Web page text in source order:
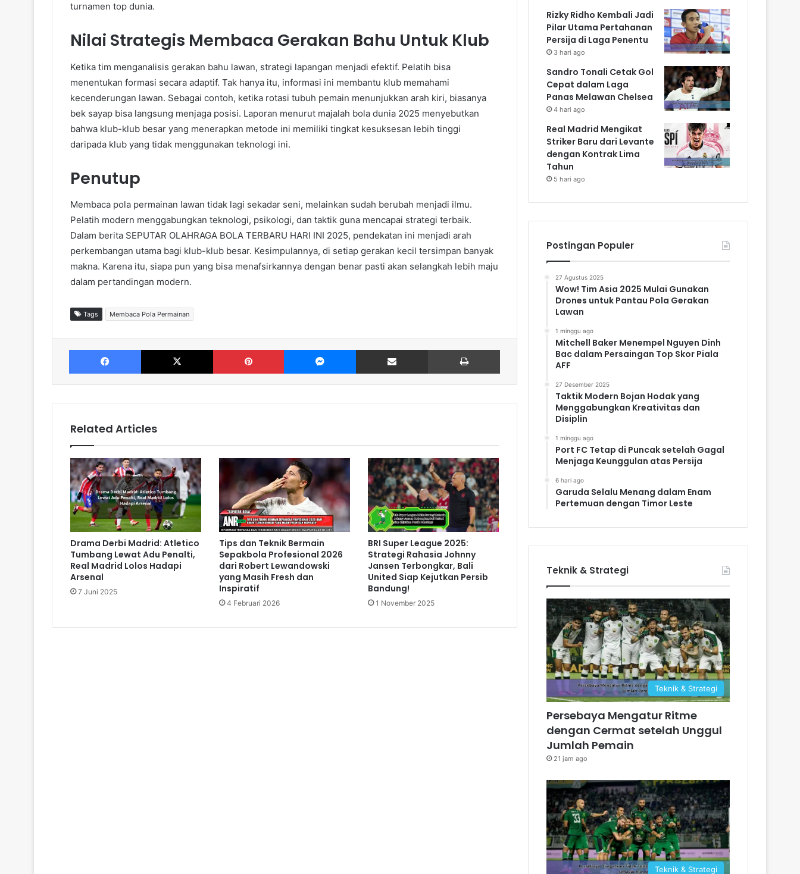
turnamen top dunia.
Nilai Strategis Membaca Gerakan Bahu Untuk Klub
Ketika tim menganalisis gerakan bahu lawan, strategi lapangan menjadi efektif. Pelatih bisa
menentukan formasi secara adaptif. Tak hanya itu, informasi ini membantu klub memahami
kecenderungan lawan. Sebagai contoh, ketika rotasi tubuh pemain menunjukkan arah kiri, biasanya
bek sayap bisa langsung menjaga posisi. Laporan menurut majalah bola dunia 2025 menyebutkan
bahwa klub-klub besar yang menerapkan metode ini memiliki tingkat kesuksesan lebih tinggi
daripada klub yang tidak menggunakan teknologi ini.
Penutup
Membaca pola permainan lawan tidak lagi sekadar seni, melainkan sudah berubah menjadi ilmu.
Pelatih modern menggabungkan teknologi, psikologi, dan taktik guna mencapai strategi terbaik.
Dalam berita SEPUTAR OLAHRAGA BOLA TERBARU HARI INI 2025, pendekatan ini menjadi arah
perkembangan utama bagi klub-klub besar. Kesimpulannya, di setiap gerakan kecil tersimpan banyak
makna. Karena itu, siapa pun yang bisa menafsirkannya dengan benar pasti akan selangkah lebih maju
dalam pertandingan modern.
Tags Membaca Pola Permainan
Facebook X Pinterest Messenger Share via Email
Related Articles
Drama Derbi Madrid: Atletico
Tumbang Lewat Adu Penalti,
Real Madrid Lolos Hadapi
Arsenal
7 Juni 2025
Tips dan Teknik Bermain
Sepakbola Profesional 2026
dari Robert Lewandowski
yang Masih Fresh dan
Inspiratif
4 Februari 2026
BRI Super League 2025:
Strategi Rahasia Johnny
Jansen Terbongkar, Bali
United Siap Kejutkan Persib
Bandung!
1 November 2025
Rizky Ridho Kembali Jadi
Pilar Utama Pertahanan
Persija di Laga Penentu
3 hari ago
Sandro Tonali Cetak Gol
Cepat dalam Laga
Panas Melawan Chelsea
4 hari ago
Real Madrid Mengikat
Striker Baru dari Levante
dengan Kontrak Lima
Tahun
5 hari ago
Postingan Populer
27 Agustus 2025
Wow! Tim Asia 2025 Mulai Gunakan
Drones untuk Pantau Pola Gerakan
Lawan
1 minggu ago
Mitchell Baker Menempel Nguyen Dinh
Bac dalam Persaingan Top Skor Piala
AFF
27 Desember 2025
Taktik Modern Bojan Hodak yang
Menggabungkan Kreativitas dan
Disiplin
1 minggu ago
Port FC Tetap di Puncak setelah Gagal
Menjaga Keunggulan atas Persija
6 hari ago
Garuda Selalu Menang dalam Enam
Pertemuan dengan Timor Leste
Teknik & Strategi
Teknik & Strategi
Persebaya Mengatur Ritme
dengan Cermat setelah Unggul
Jumlah Pemain
21 jam ago
Teknik & Strategi